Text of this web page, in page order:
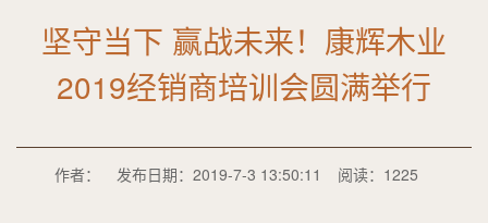
坚守当下 赢战未来！康辉木业
2019经销商培训会圆满举行
作者： 发布日期：2019-7-3 13:50:11 阅读：1225